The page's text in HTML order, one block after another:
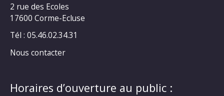
2 rue des Ecoles
17600 Corme-Ecluse
Tél : 05.46.02.34.31
Nous contacter
Horaires d’ouverture au public :